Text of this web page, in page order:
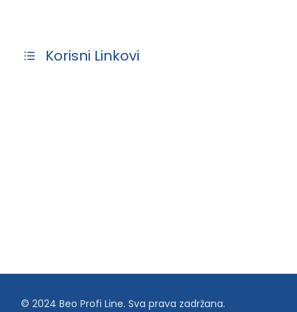
Korisni Linkovi
© 2024 Beo Profi Line. Sva prava zadržana.